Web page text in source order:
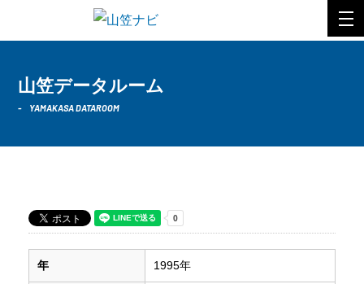
山笠データルーム
YAMAKASA DATAROOM
年 1995年